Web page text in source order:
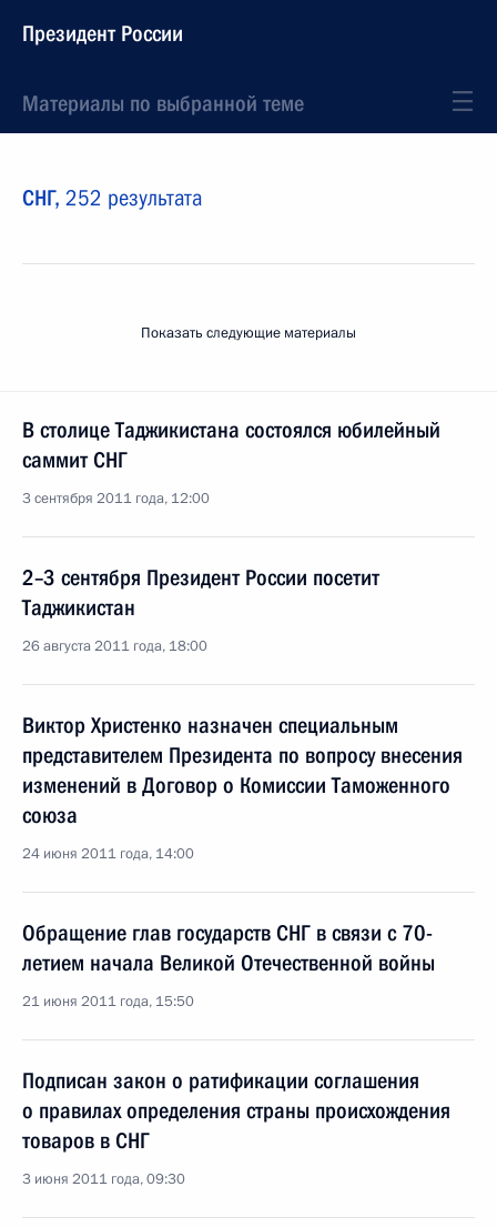
Президент России
Материалы по выбранной теме
СНГ, 252 результата
Показать следующие материалы
В столице Таджикистана состоялся юбилейный
саммит СНГ
3 сентября 2011 года, 12:00
2–3 сентября Президент России посетит
Таджикистан
26 августа 2011 года, 18:00
Виктор Христенко назначен специальным
представителем Президента по вопросу внесения
изменений в Договор о Комиссии Таможенного
союза
24 июня 2011 года, 14:00
Обращение глав государств СНГ в связи с 70-
летием начала Великой Отечественной войны
21 июня 2011 года, 15:50
Подписан закон о ратификации соглашения
о правилах определения страны происхождения
товаров в СНГ
3 июня 2011 года, 09:30